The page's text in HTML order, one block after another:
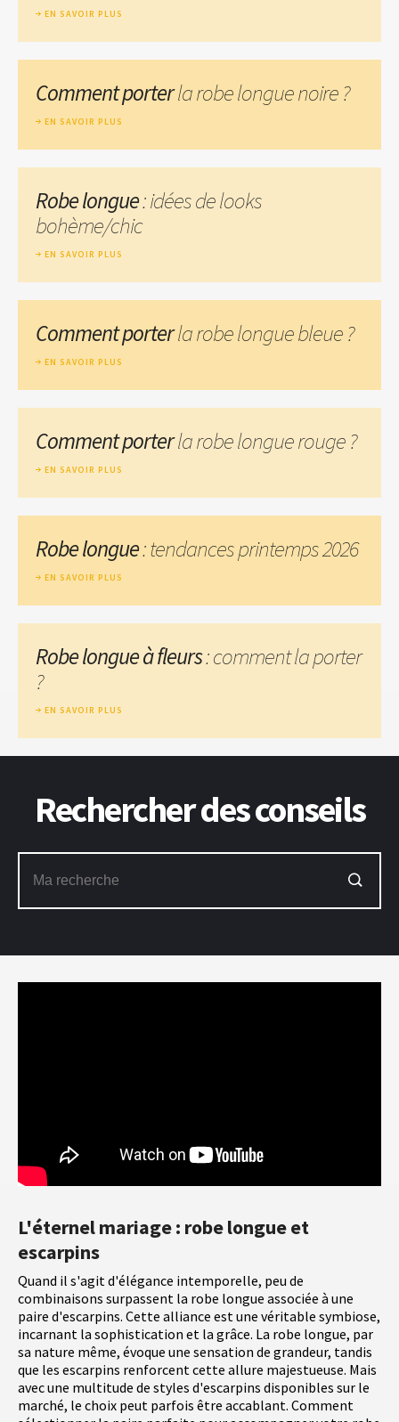
L'éternel mariage : robe longue et
escarpins
Quand il s'agit d'élégance intemporelle, peu de
combinaisons surpassent la robe longue associée à une
paire d'escarpins. Cette alliance est une véritable symbiose,
incarnant la sophistication et la grâce. La robe longue, par
sa nature même, évoque une sensation de grandeur, tandis
que les escarpins renforcent cette allure majestueuse. Mais
avec une multitude de styles d'escarpins disponibles sur le
marché, le choix peut parfois être accablant. Comment
EN SAVOIR PLUS
Comment porterla robe longue noire ?
EN SAVOIR PLUS
Robe longue: idées de looks
bohème/chic
EN SAVOIR PLUS
Comment porterla robe longue bleue ?
EN SAVOIR PLUS
Comment porterla robe longue rouge ?
EN SAVOIR PLUS
Robe longue: tendances printemps 2026
EN SAVOIR PLUS
Robe longue à fleurs: comment la porter
?
EN SAVOIR PLUS
Rechercher des conseils